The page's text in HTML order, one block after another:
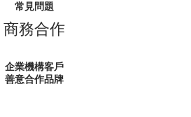
常見問題
商務合作
企業機構客戶
善意合作品牌